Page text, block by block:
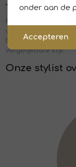
Butcher of Blue
Maak jouw outfit
van
Neem een kijkje bij
vergelijkbare stijl.
Onze stylist
onder aan de
Accepteren